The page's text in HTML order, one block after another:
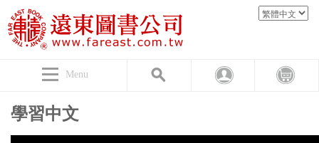
Menu
學習中文